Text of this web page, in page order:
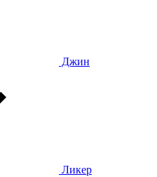
Джин
Ликер